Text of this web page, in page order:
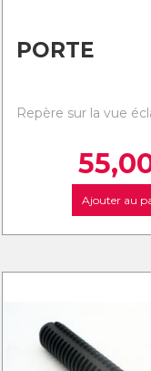
PORTE
Repère sur la vue
Ajouter au